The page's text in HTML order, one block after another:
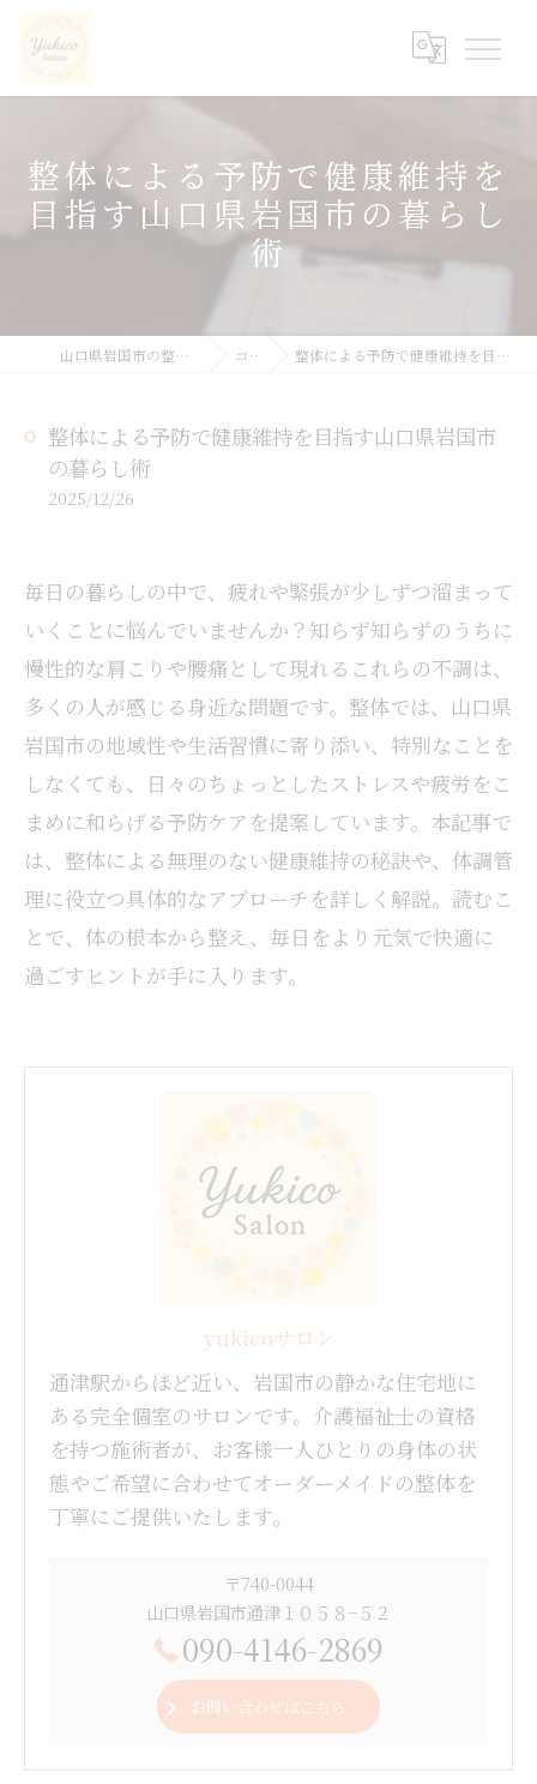
整体による予防で健康維持を
目指す山口県岩国市の暮らし
術
山口県岩国市の整体ならyukicoサロン コラム 整体による予防で健康維持を目指す山口県岩国市の暮らし術
整体による予防で健康維持を目指す山口県岩国市
の暮らし術
2025/12/26
毎日の暮らしの中で、疲れや緊張が少しずつ溜まって
いくことに悩んでいませんか？知らず知らずのうちに
慢性的な肩こりや腰痛として現れるこれらの不調は、
多くの人が感じる身近な問題です。整体では、山口県
岩国市の地域性や生活習慣に寄り添い、特別なことを
しなくても、日々のちょっとしたストレスや疲労をこ
まめに和らげる予防ケアを提案しています。本記事で
は、整体による無理のない健康維持の秘訣や、体調管
理に役立つ具体的なアプローチを詳しく解説。読むこ
とで、体の根本から整え、毎日をより元気で快適に
過ごすヒントが手に入ります。
yukicoサロン
通津駅からほど近い、岩国市の静かな住宅地に
ある完全個室のサロンです。介護福祉士の資格
を持つ施術者が、お客様一人ひとりの身体の状
態やご希望に合わせてオーダーメイドの整体を
丁寧にご提供いたします。
〒740-0044
山口県岩国市通津１０５８−５２
090-4146-2869
お問い合わせはこちら